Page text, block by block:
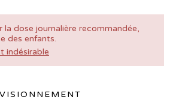
la dose journalière recommandée,
des enfants.
indésirable